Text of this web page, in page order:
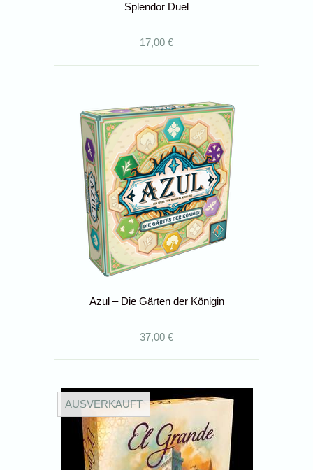
Splendor Duel
17,00 €
Azul – Die Gärten der Königin
37,00 €
AUSVERKAUFT